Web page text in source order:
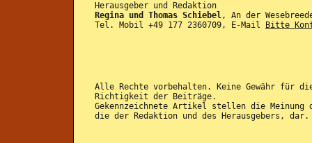
Herausgeber und Redaktion
Regina und Thomas Schiebel, An der
Tel. Mobil +49 177 2360709, E-Mail
Bitte
Alle Rechte vorbehalten. Keine Gewähr für
Richtigkeit der Beiträge.
Gekennzeichnete Artikel stellen die Meinung
die der Redaktion und des Herausgebers, dar.